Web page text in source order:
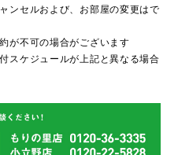
ンセルおよび、お部屋の変更はで
が不可の場合がございます
スケジュールが上記と異なる場合